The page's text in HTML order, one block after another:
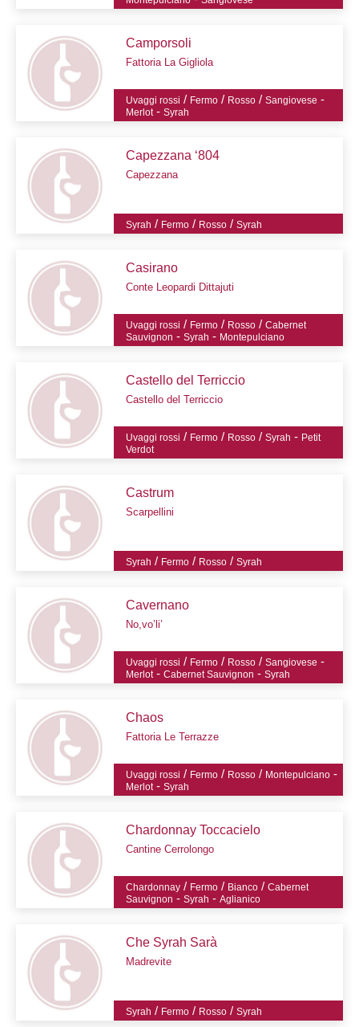
Camporsoli
Fattoria La Gigliola
Uvaggi rossi / Fermo / Rosso /Sangiovese -
Merlot-Syrah
Capezzana ‘804
Capezzana
Syrah / Fermo / Rosso /Syrah
Casirano
Conte Leopardi Dittajuti
Uvaggi rossi / Fermo / Rosso /Cabernet
Sauvignon -Syrah - Montepulciano
Castello del Terriccio
Castello del Terriccio
Uvaggi rossi / Fermo / Rosso /Syrah - Petit
Verdot
Castrum
Scarpellini
Syrah / Fermo / Rosso /Syrah
Cavernano
No,vo’li’
Uvaggi rossi / Fermo / Rosso /Sangiovese -
Merlot-Cabernet Sauvignon -Syrah
Chaos
Fattoria Le Terrazze
Uvaggi rossi / Fermo / Rosso / Montepulciano -
Merlot-Syrah
Chardonnay Toccacielo
Cantine Cerrolongo
Chardonnay / Fermo / Bianco /Cabernet
Sauvignon -Syrah -Aglianico
Che Syrah Sarà
Madrevite
Syrah / Fermo / Rosso /Syrah